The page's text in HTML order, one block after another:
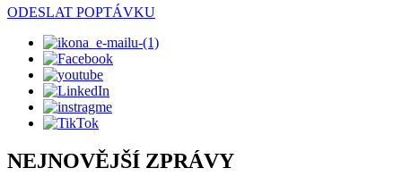
ODESLAT POPTÁVKU
NEJNOVĚJŠÍ ZPRÁVY